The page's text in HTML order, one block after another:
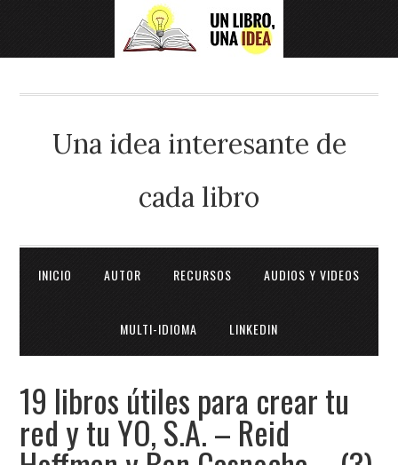
Una idea interesante de
cada libro
INICIO AUTOR RECURSOS AUDIOS Y VIDEOS
MULTI-IDIOMA LINKEDIN
19 libros útiles para crear tu
red y tu YO, S.A. – Reid